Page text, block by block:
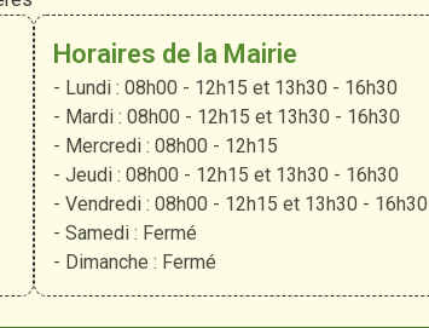
Horaires de la Mairie
- Lundi : 08h00 - 12h15 et 13h30 - 16h30
- Mardi : 08h00 - 12h15 et 13h30 - 16h30
- Mercredi : 08h00 - 12h15
- Jeudi : 08h00 - 12h15 et 13h30 - 16h30
- Vendredi : 08h00 - 12h15 et 13h30 - 16h30
- Samedi : Fermé
- Dimanche : Fermé